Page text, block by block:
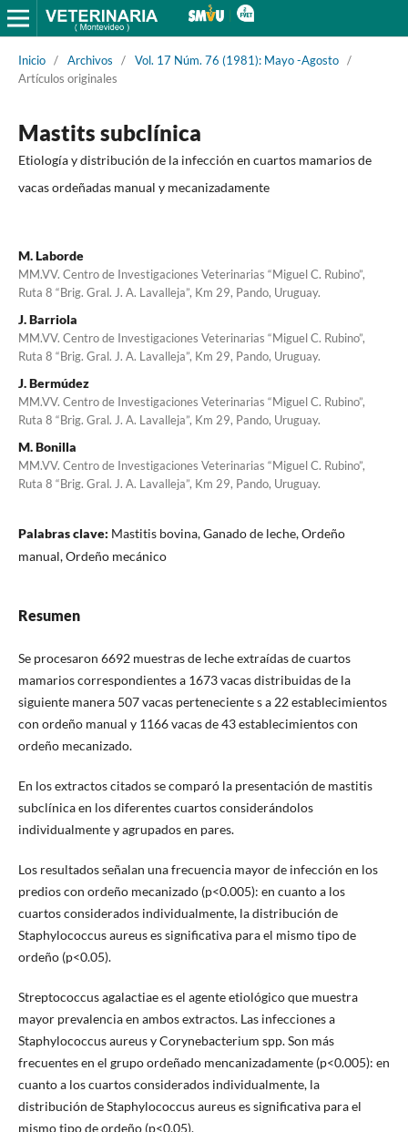
Inicio / Archivos / Vol. 17 Núm. 76 (1981): Mayo -Agosto /
Artículos originales
Mastits subclínica
Etiología y distribución de la infección en cuartos mamarios de
vacas ordeñadas manual y mecanizadamente
M. Laborde
MM.VV. Centro de Investigaciones Veterinarias “Miguel C. Rubino”,
Ruta 8 “Brig. Gral. J. A. Lavalleja”, Km 29, Pando, Uruguay.
J. Barriola
MM.VV. Centro de Investigaciones Veterinarias “Miguel C. Rubino”,
Ruta 8 “Brig. Gral. J. A. Lavalleja”, Km 29, Pando, Uruguay.
J. Bermúdez
MM.VV. Centro de Investigaciones Veterinarias “Miguel C. Rubino”,
Ruta 8 “Brig. Gral. J. A. Lavalleja”, Km 29, Pando, Uruguay.
M. Bonilla
MM.VV. Centro de Investigaciones Veterinarias “Miguel C. Rubino”,
Ruta 8 “Brig. Gral. J. A. Lavalleja”, Km 29, Pando, Uruguay.
Palabras clave: Mastitis bovina, Ganado de leche, Ordeño
manual, Ordeño mecánico
Resumen
Se procesaron 6692 muestras de leche extraídas de cuartos
mamarios correspondientes a 1673 vacas distribuidas de la
siguiente manera 507 vacas perteneciente s a 22 establecimientos
con ordeño manual y 1166 vacas de 43 establecimientos con
ordeño mecanizado.
En los extractos citados se comparó la presentación de mastitis
subclínica en los diferentes cuartos considerándolos
individualmente y agrupados en pares.
Los resultados señalan una frecuencia mayor de infección en los
predios con ordeño mecanizado (p<0.005): en cuanto a los
cuartos considerados individualmente, la distribución de
Staphylococcus aureus es significativa para el mismo tipo de
ordeño (p<0.05).
Streptococcus agalactiae es el agente etiológico que muestra
mayor prevalencia en ambos extractos. Las infecciones a
Staphylococcus aureus y Corynebacterium spp. Son más
frecuentes en el grupo ordeñado mencanizadamente (p<0.005): en
cuanto a los cuartos considerados individualmente, la
distribución de Staphylococcus aureus es significativa para el
mismo tipo de ordeño (p<0.05).